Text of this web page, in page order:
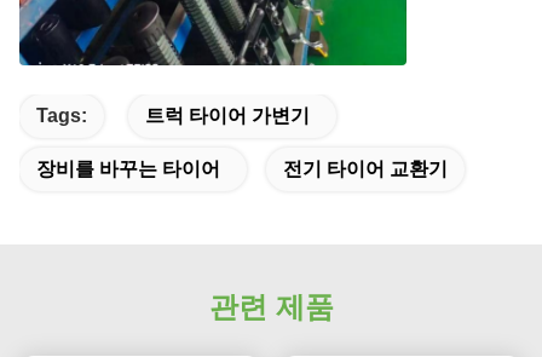
Tags: 트럭 타이어 가변기
장비를 바꾸는 타이어 전기 타이어 교환기
관련 제품